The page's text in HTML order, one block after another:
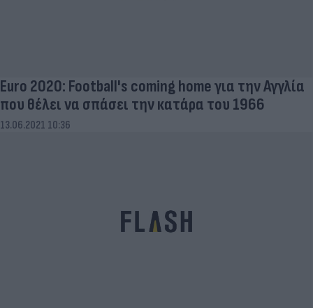
Euro 2020: Football's coming home για την Αγγλία
που θέλει να σπάσει την κατάρα του 1966
13.06.2021 10:36